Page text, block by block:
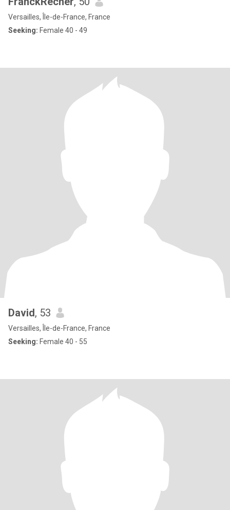
Versailles, Île-de-France, France
Seeking: Female 40 - 49
David, 53
Versailles, Île-de-France, France
Seeking: Female 40 - 55